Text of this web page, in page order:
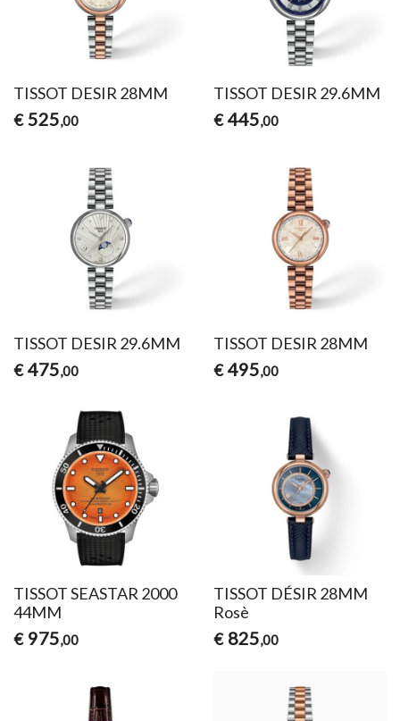
TISSOT DESIR 28MM
€ 525,00
TISSOT DESIR 29.6MM
€ 445,00
TISSOT DESIR 29.6MM
€ 475,00
TISSOT DESIR 28MM
€ 495,00
TISSOT SEASTAR 2000
44MM
€ 975,00
TISSOT DÉSIR 28MM
Rosè
€ 825,00